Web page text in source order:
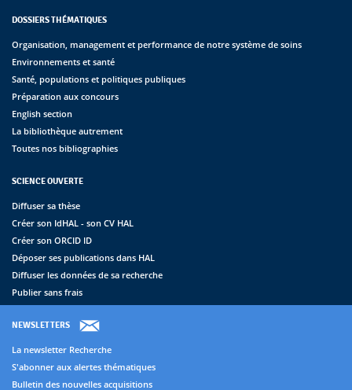
DOSSIERS THÉMATIQUES
Organisation, management et performance de notre système de soins
Environnements et santé
Santé, populations et politiques publiques
Préparation aux concours
English section
La bibliothèque autrement
Toutes nos bibliographies
SCIENCE OUVERTE
Diffuser sa thèse
Créer son IdHAL - son CV HAL
Créer son ORCID ID
Déposer ses publications dans HAL
Diffuser les données de sa recherche
Publier sans frais
NEWSLETTERS
La newsletter Recherche
S'abonner aux alertes thématiques
Bulletin des nouvelles acquisitions